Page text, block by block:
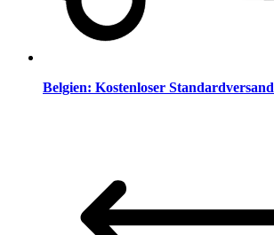
Belgien: Kostenloser Standardversand